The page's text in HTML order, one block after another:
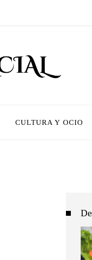
CULTURA Y OCIO